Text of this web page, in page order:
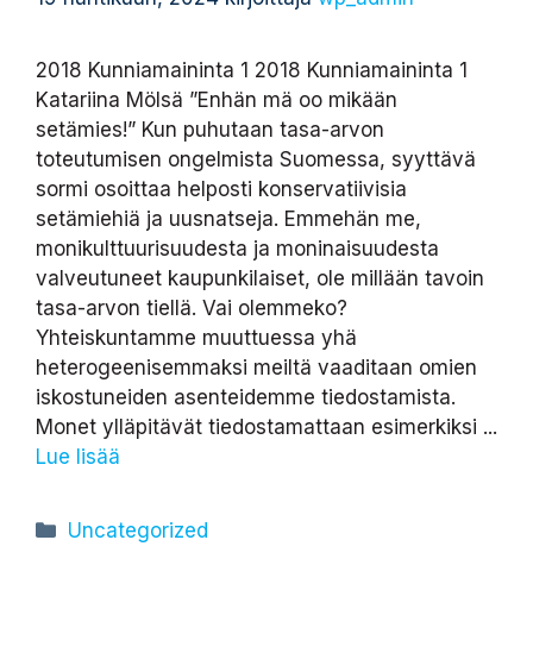
2018 Kunniamaininta 1 2018 Kunniamaininta 1
Katariina Mölsä ”Enhän mä oo mikään
setämies!” Kun puhutaan tasa-arvon
toteutumisen ongelmista Suomessa, syyttävä
sormi osoittaa helposti konservatiivisia
setämiehiä ja uusnatseja. Emmehän me,
monikulttuurisuudesta ja moninaisuudesta
valveutuneet kaupunkilaiset, ole millään tavoin
tasa-arvon tiellä. Vai olemmeko?
Yhteiskuntamme muuttuessa yhä
heterogeenisemmaksi meiltä vaaditaan omien
iskostuneiden asenteidemme tiedostamista.
Monet ylläpitävät tiedostamattaan esimerkiksi ...
Lue lisää
Kategoriat
Uncategorized